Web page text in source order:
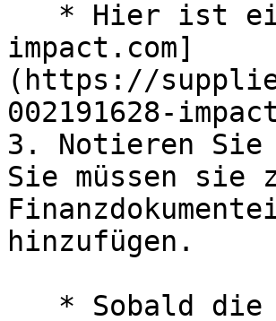
impact.com]
(https://
002191628-
3. Notieren Sie
Sie müssen sie
hinzufügen.